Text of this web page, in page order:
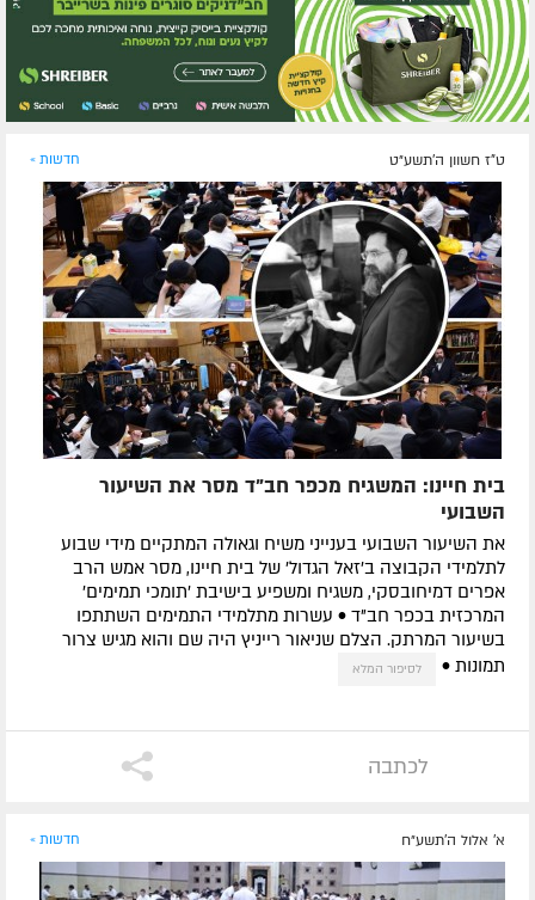
ט"ז חשוון ה׳תשע״ט חדשות »
בית חיינו: המשגיח מכפר חב"ד מסר את השיעור
השבועי
את השיעור השבועי בענייני משיח וגאולה המתקיים מידי שבוע
לתלמידי הקבוצה ב'זאל הגדול' של בית חיינו, מסר אמש הרב
אפרים דמיחובסקי, משגיח ומשפיע בישיבת 'תומכי תמימים'
המרכזית בכפר חב"ד • עשרות מתלמידי התמימים השתתפו
בשיעור המרתק. הצלם שניאור רייניץ היה שם והוא מגיש צרור
תמונות •
לסיפור המלא
לכתבה
א' אלול ה׳תשע״ח חדשות »